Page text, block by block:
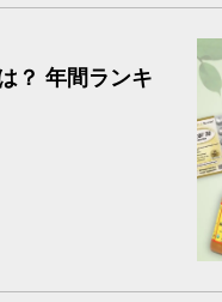
？ 年間ランキ